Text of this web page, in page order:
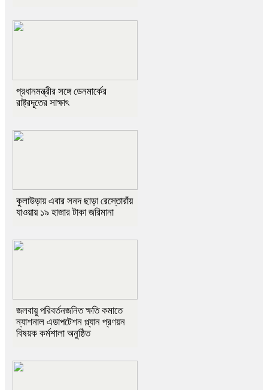
প্রধানমন্ত্রীর সঙ্গে ডেনমার্কের
রাষ্ট্রদূতের সাক্ষাৎ
কুলাউড়ায় এবার সনদ ছাড়া রেস্তোরাঁয়
যাওয়ায় ১৯ হাজার টাকা জরিমানা
জলবায়ু পরিবর্তনজনিত ক্ষতি কমাতে
ন্যাশনাল এডাপটেশন প্ল্যান প্রণয়ন
বিষয়ক কর্মশালা অনুষ্ঠিত